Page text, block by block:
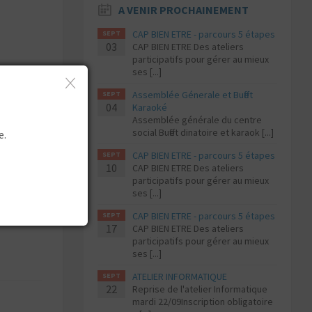
A VENIR PROCHAINEMENT
SEPT
03
CAP BIEN ETRE - parcours 5 étapes
CAP BIEN ETRE Des ateliers
participatifs pour gérer au mieux
ses [...]
SEPT
04
Assemblée Génerale et Buffet
Karaoké
Assemblée générale du centre
social Buffet dinatoire et karaok [...]
SEPT
10
CAP BIEN ETRE - parcours 5 étapes
CAP BIEN ETRE Des ateliers
participatifs pour gérer au mieux
ses [...]
SEPT
17
CAP BIEN ETRE - parcours 5 étapes
CAP BIEN ETRE Des ateliers
participatifs pour gérer au mieux
ses [...]
SEPT
22
ATELIER INFORMATIQUE
Reprise de l'atelier Informatique
mardi 22/09Inscription obligatoire